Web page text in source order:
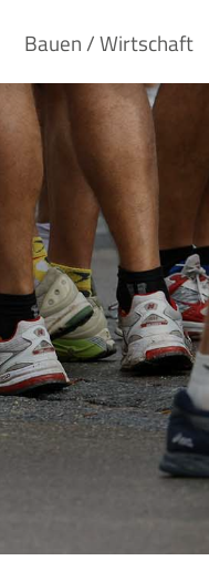
Bauen / Wirtschaft